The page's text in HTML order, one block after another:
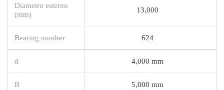
Diametro esterno
(mm)
13,000
Bearing number 624
d 4,000 mm
B 5,000 mm